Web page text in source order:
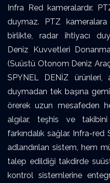
Infra Red kameralardır.
duymaz. PTZ
birlikte, radar ihtiyacı
Deniz Kuvvetleri
(Suüstü Otonom Deniz
SPYNEL DENİZ ürünleri,
duymadan tek başına
örerek uzun mesafeden
algılar, teşhis ve
farkındalık sağlar. Infra-
adlandırılan sistem, hem
talep edildiği takdirde
kontrol sistemlerine